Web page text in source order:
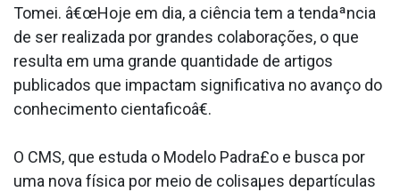
Tomei. â€œHoje em dia, a ciência tem a tendaªncia
de ser realizada por grandes colaborações, o que
resulta em uma grande quantidade de artigos
publicados que impactam significativa no avanço do
conhecimento cienta­ficoâ€.
O CMS, que estuda o Modelo Padra£o e busca por
uma nova física por meio de colisaµes departículas